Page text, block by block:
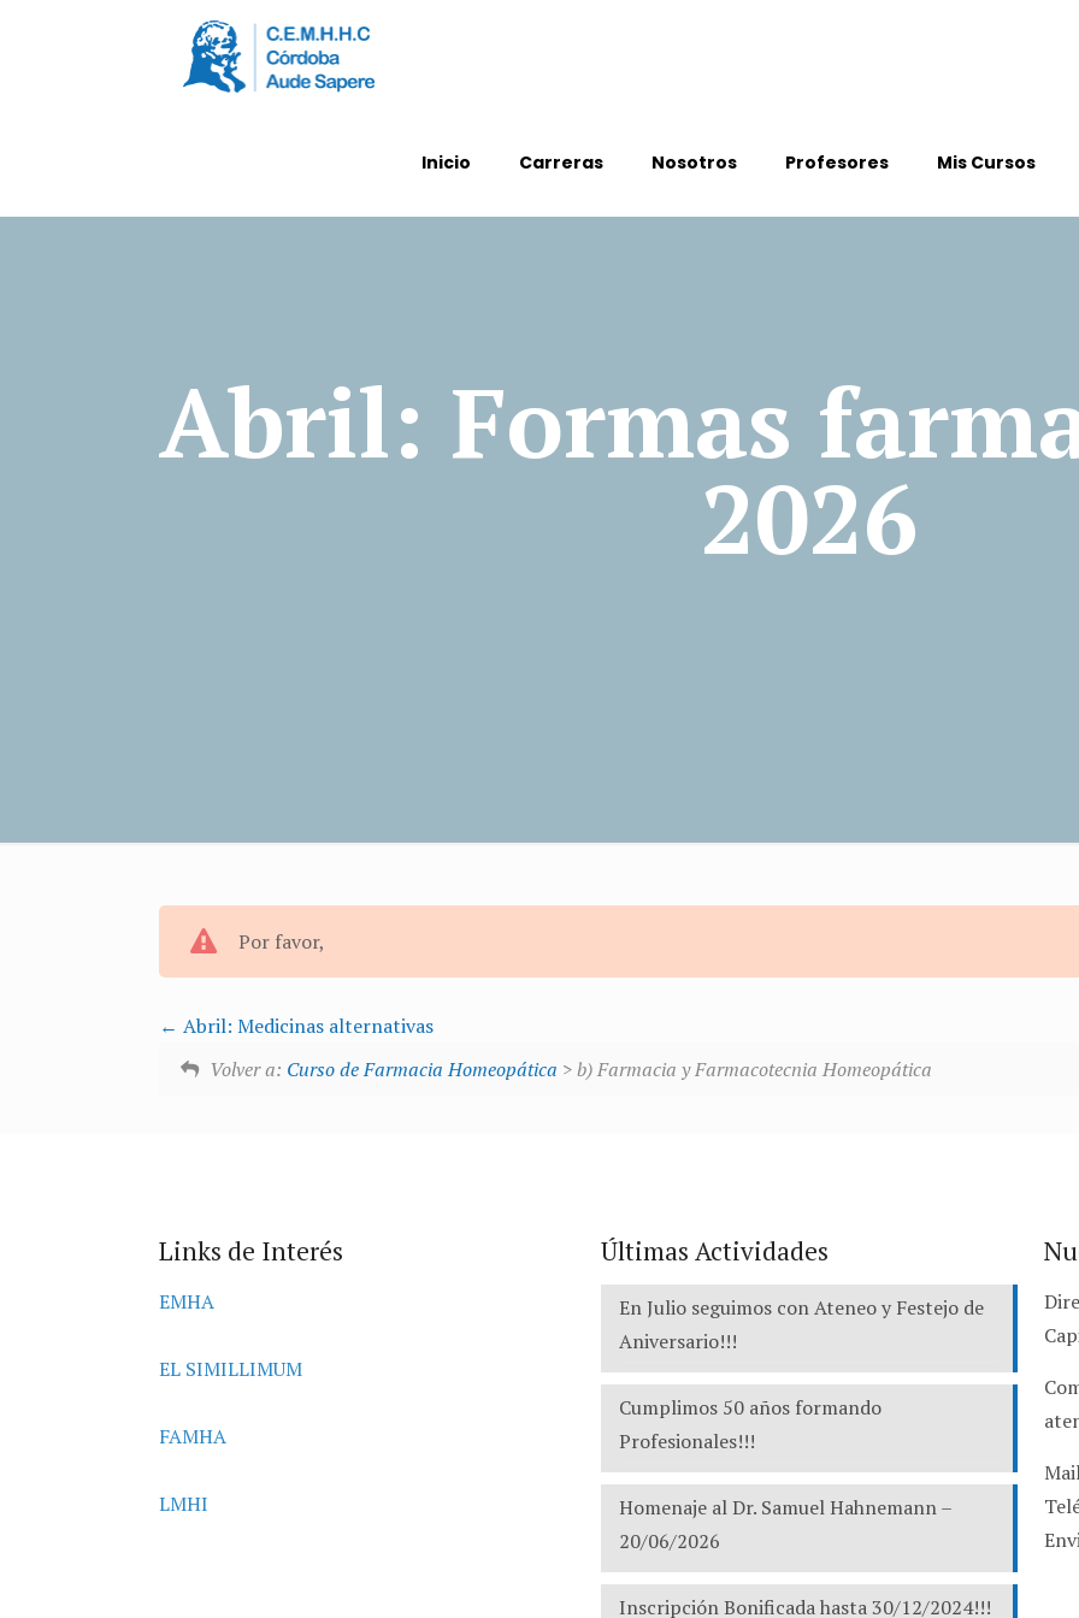
Inicio Carreras Nosotros Profesores Mis Cursos
Abril: Formas
2026
Por favor,
Abril: Medicinas alternativas
Volver a: Curso de Farmacia Homeopática > b) Farmacia y Farmacotecnia Homeopática
Links de Interés
EMHA
EL SIMILLIMUM
FAMHA
LMHI
Últimas Actividades
En Julio seguimos con Ateneo y Festejo de
Aniversario!!!
Cumplimos 50 años formando
Profesionales!!!
Homenaje al Dr. Samuel Hahnemann –
20/06/2026
Inscripción Bonificada hasta 30/12/2024!!!